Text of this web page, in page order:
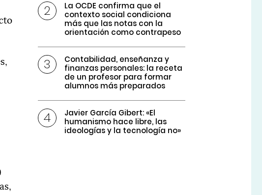
La OCDE confirma que el
contexto social condiciona
más que las notas con la
orientación como contrapeso
Contabilidad, enseñanza y
finanzas personales: la receta
de un profesor para formar
alumnos más preparados
Javier García Gibert: «El
humanismo hace libre, las
ideologías y la tecnología no»